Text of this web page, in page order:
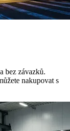
bez závazků.
nakupovat s